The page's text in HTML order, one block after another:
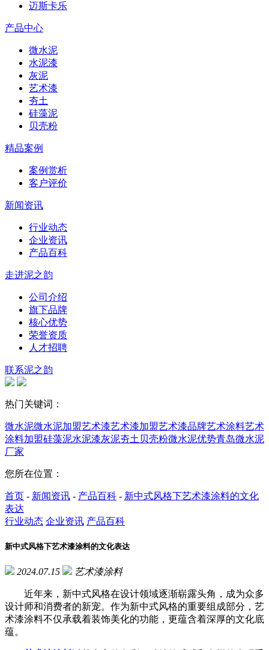
迈斯卡乐
产品中心
微水泥
水泥漆
灰泥
艺术漆
夯土
硅藻泥
贝壳粉
精品案例
案例赏析
客户评价
新闻资讯
行业动态
企业资讯
产品百科
走进泥之韵
公司介绍
旗下品牌
核心优势
荣誉资质
人才招聘
联系泥之韵
热门关键词：
微水泥微水泥加盟艺术漆艺术漆加盟艺术漆品牌艺术涂料艺术
涂料加盟硅藻泥水泥漆灰泥夯土 贝壳粉微水泥优势青岛微水泥
厂家
您所在位置：
首页 - 新闻资讯 - 产品百科 - 新中式风格下艺术漆涂料的文化
表达
行业动态 企业资讯 产品百科
新中式风格下艺术漆涂料的文化表达
2024.07.15 艺术漆涂料
近年来，新中式风格在设计领域逐渐崭露头角，成为众多
设计师和消费者的新宠。作为新中式风格的重要组成部分，艺
术漆涂料不仅承载着装饰美化的功能，更蕴含着深厚的文化底
蕴。